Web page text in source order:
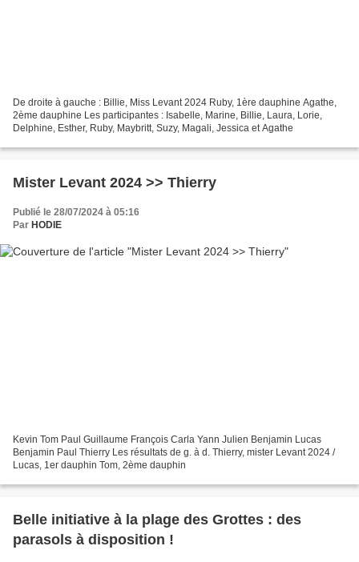
De droite à gauche : Billie, Miss Levant 2024 Ruby, 1ère dauphine Agathe,
2ème dauphine Les participantes : Isabelle, Marine, Billie, Laura, Lorie,
Delphine, Esther, Ruby, Maybritt, Suzy, Magali, Jessica et Agathe
Mister Levant 2024 >> Thierry
Publié le 28/07/2024 à 05:16
Par HODIE
Kevin Tom Paul Guillaume François Carla Yann Julien Benjamin Lucas
Benjamin Paul Thierry Les résultats de g. à d. Thierry, mister Levant 2024 /
Lucas, 1er dauphin Tom, 2ème dauphin
Belle initiative à la plage des Grottes : des
parasols à disposition !